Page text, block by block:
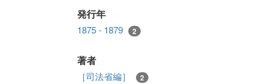
発行年
1875 - 1879 2
著者
［司法省編］ 2